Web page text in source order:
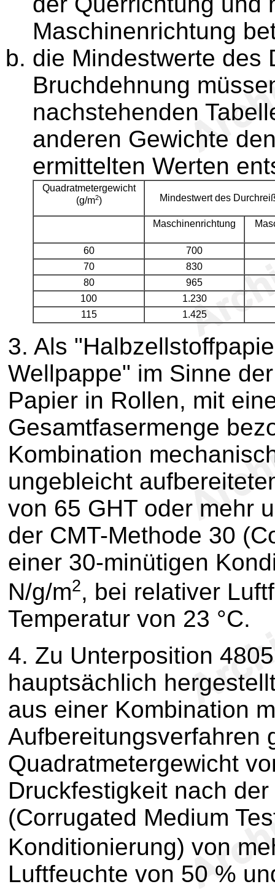
Maschinenrichtung
die Mindestwerte des
Bruchdehnung
nachstehenden
anderen Gewichte
ermittelten Werten
Quadratmetergewicht
(g/m2) Mindestwert des
Maschinenrichtung
60
700
70
830
80
965
100
1.230
115
1.425
3. Als
Wellpappe" im Sinne
Papier in Rollen, mit
Gesamtfasermenge
Kombination
ungebleicht
von 65 GHT oder mehr
der CMT-Methode 30
einer 30-minütigen
N/g/m2, bei relativer
Temperatur von 23 °C.
4. Zu Unterposition
hauptsächlich
aus einer Kombination
Aufbereitungsverfahren
Quadratmetergewicht
Druckfestigkeit nach
(Corrugated Medium
Konditionierung) von
Luftfeuchte von 50 %